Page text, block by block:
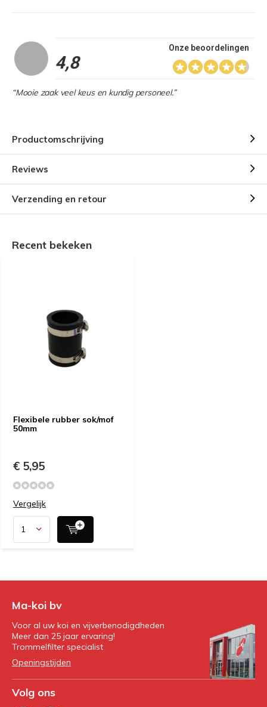
4,8
Onze beoordelingen
“Mooie zaak veel keus en kundig personeel.”
Productomschrijving
Reviews
Verzending en retour
Recent bekeken
Flexibele rubber sok/mof
50mm
€ 5,95
Vergelijk
Ma-koi bv
Voor al uw koi en vijverbenodigdheden
Meer dan 25 jaar ervaring!
Trommelfilter specialist
Openingstijden
Volg ons